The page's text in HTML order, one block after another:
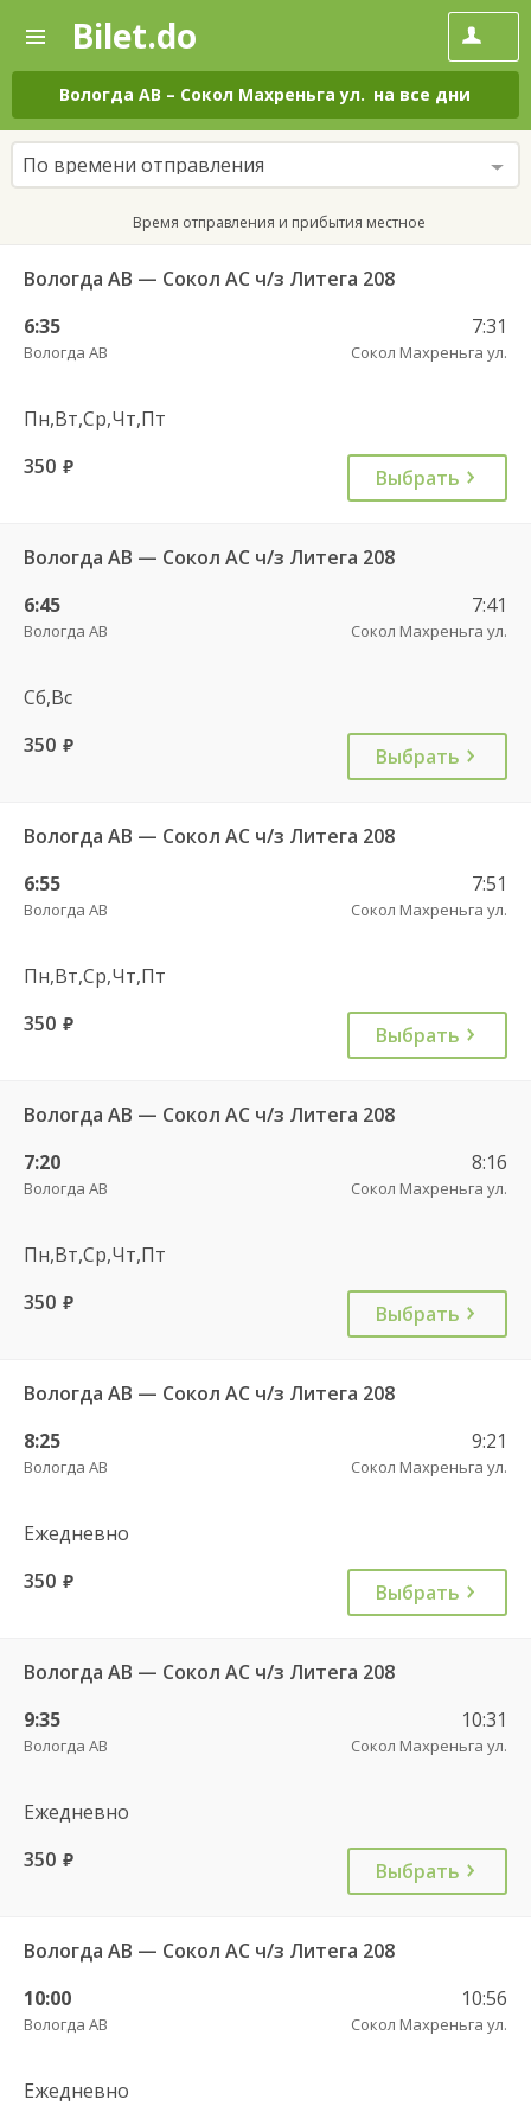
—
Поиск
и
покупка
билетов
на
автобус
онлайн
Bilet.do
Вологда АВ – Сокол Махреньга ул. на все дни
По времени отправления
Время отправления и прибытия местное
Вологда АВ — Сокол АС ч/з Литега 208
6:35
Вологда АВ
7:31
Сокол Махреньга ул.
Пн,Вт,Ср,Чт,Пт
350 руб. Выбрать
Вологда АВ — Сокол АС ч/з Литега 208
6:45
Вологда АВ
7:41
Сокол Махреньга ул.
Сб,Вс
350 руб. Выбрать
Вологда АВ — Сокол АС ч/з Литега 208
6:55
Вологда АВ
7:51
Сокол Махреньга ул.
Пн,Вт,Ср,Чт,Пт
350 руб. Выбрать
Вологда АВ — Сокол АС ч/з Литега 208
7:20
Вологда АВ
8:16
Сокол Махреньга ул.
Пн,Вт,Ср,Чт,Пт
350 руб. Выбрать
Вологда АВ — Сокол АС ч/з Литега 208
8:25
Вологда АВ
9:21
Сокол Махреньга ул.
Ежедневно
350 руб. Выбрать
Вологда АВ — Сокол АС ч/з Литега 208
9:35
Вологда АВ
10:31
Сокол Махреньга ул.
Ежедневно
350 руб. Выбрать
Вологда АВ — Сокол АС ч/з Литега 208
10:00
Вологда АВ
10:56
Сокол Махреньга ул.
Ежедневно